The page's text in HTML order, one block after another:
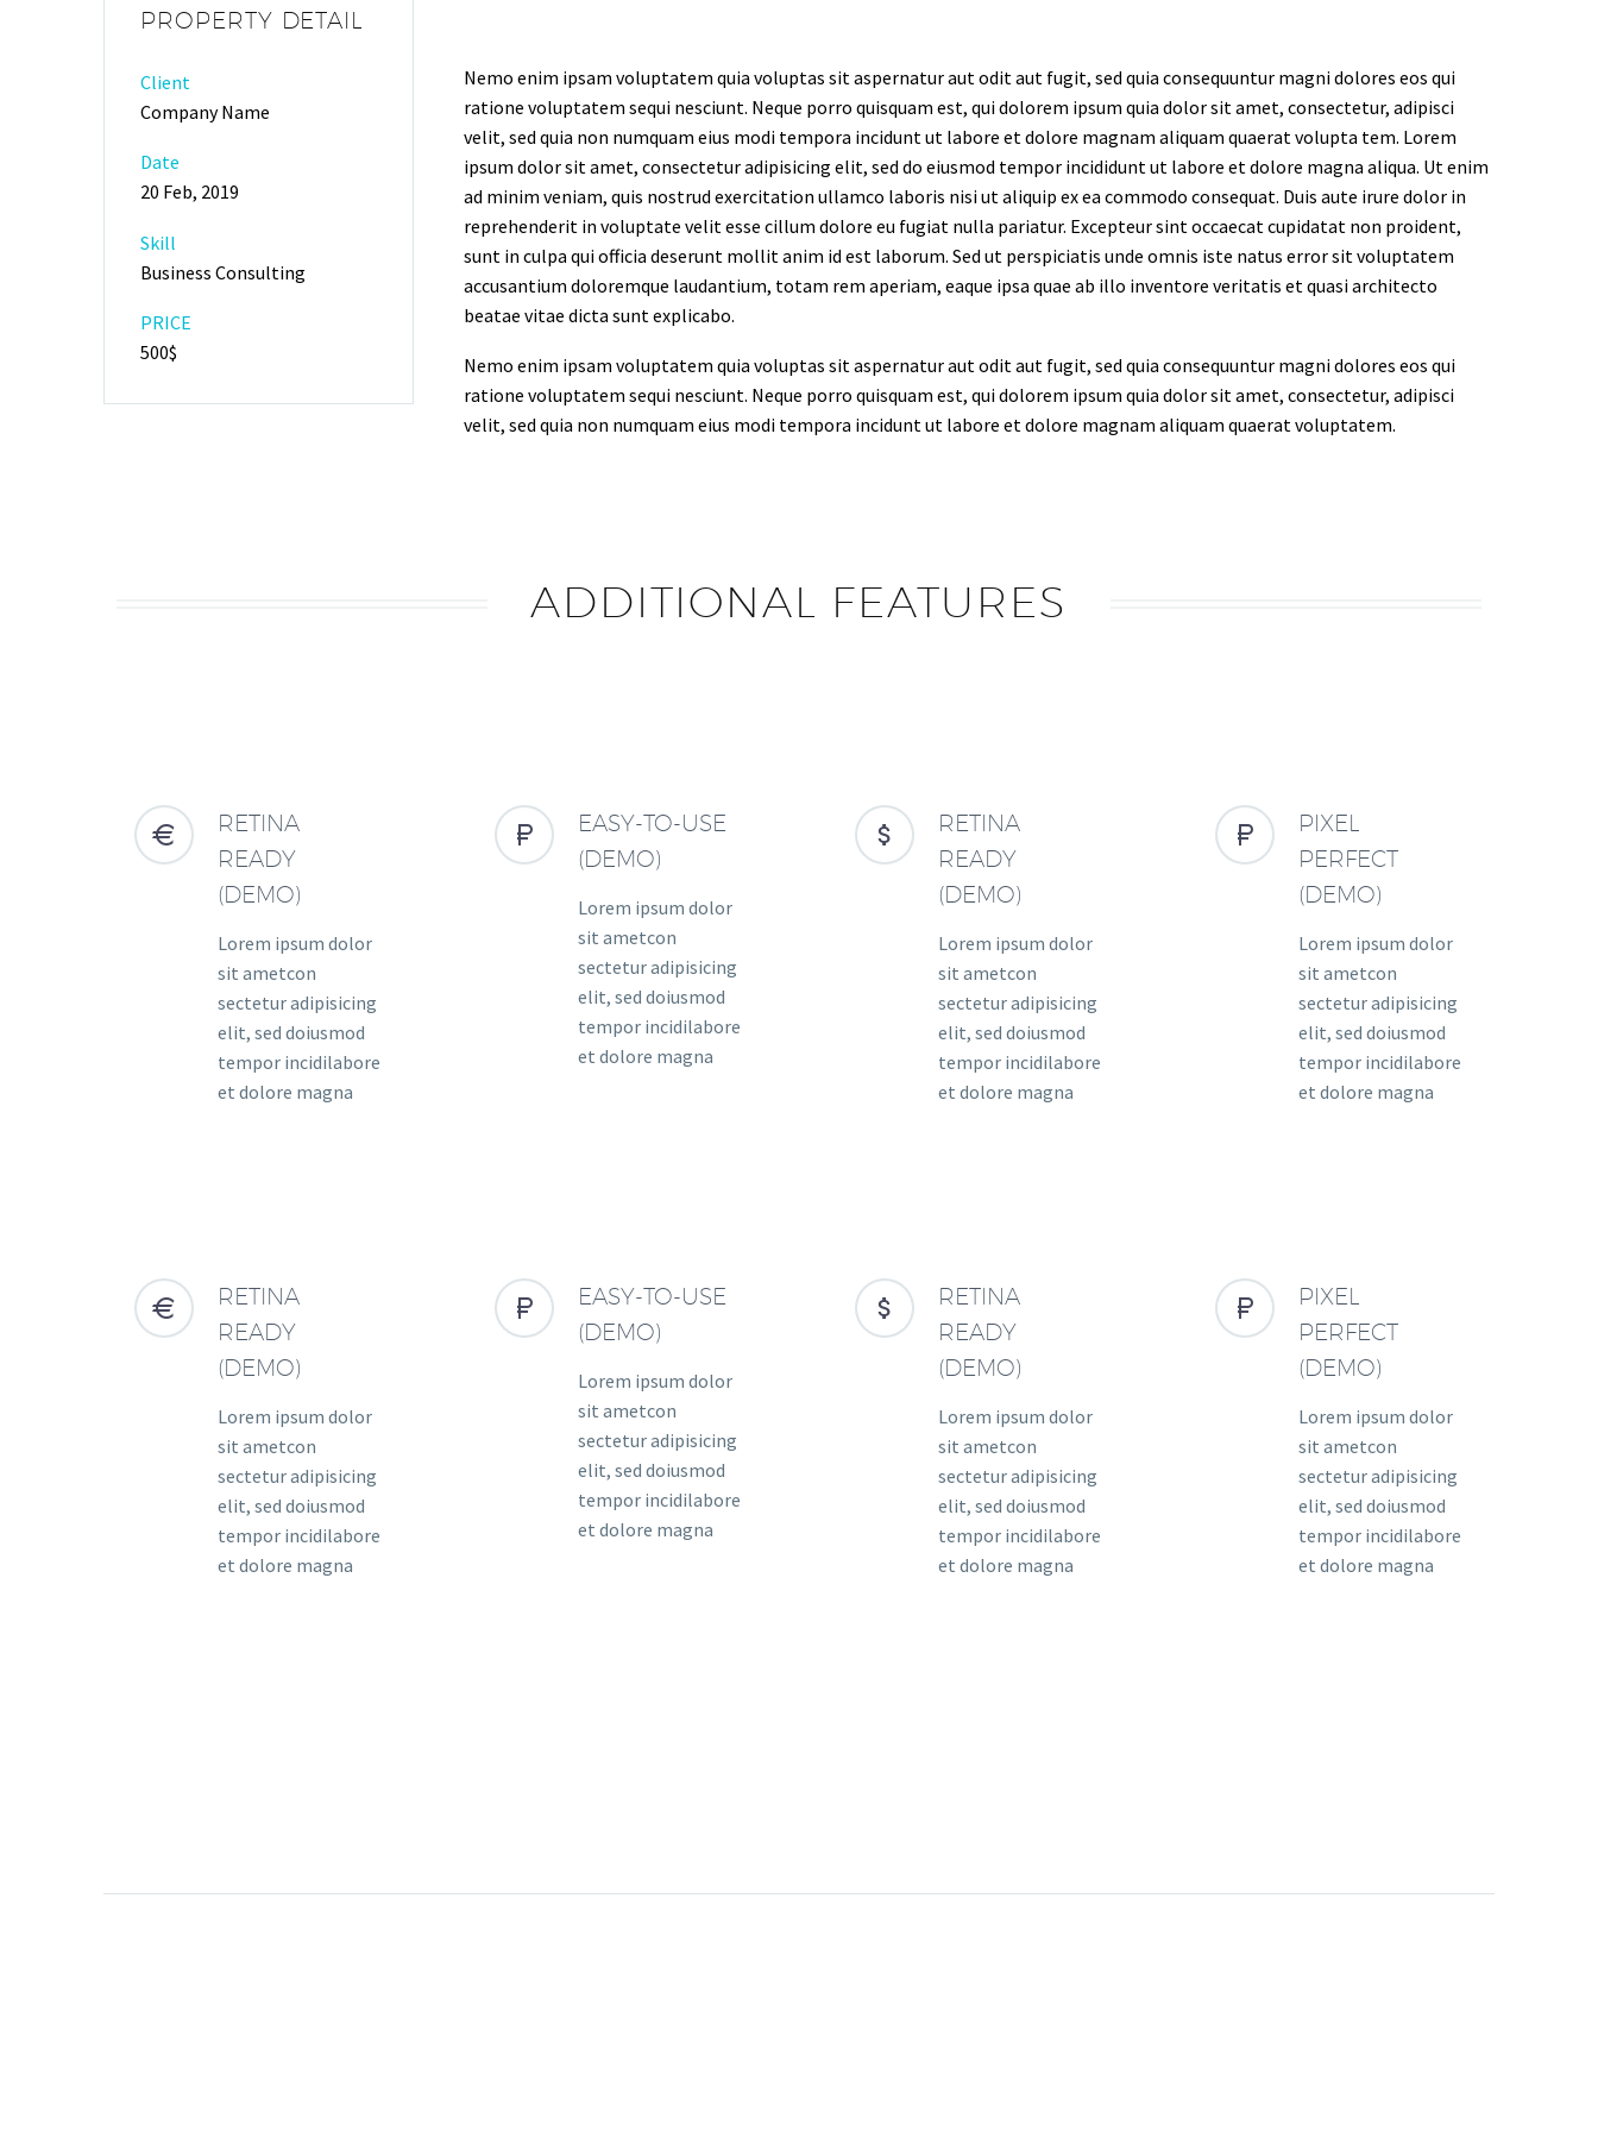
PROPERTY DETAIL
Client
Company Name
Date
20 Feb, 2019
Skill
Business Consulting
PRICE
500$
Nemo enim ipsam voluptatem quia voluptas sit aspernatur aut odit aut fugit, sed quia consequuntur magni dolores eos qui
ratione voluptatem sequi nesciunt. Neque porro quisquam est, qui dolorem ipsum quia dolor sit amet, consectetur, adipisci
velit, sed quia non numquam eius modi tempora incidunt ut labore et dolore magnam aliquam quaerat volupta tem. Lorem
ipsum dolor sit amet, consectetur adipisicing elit, sed do eiusmod tempor incididunt ut labore et dolore magna aliqua. Ut enim
ad minim veniam, quis nostrud exercitation ullamco laboris nisi ut aliquip ex ea commodo consequat. Duis aute irure dolor in
reprehenderit in voluptate velit esse cillum dolore eu fugiat nulla pariatur. Excepteur sint occaecat cupidatat non proident,
sunt in culpa qui officia deserunt mollit anim id est laborum. Sed ut perspiciatis unde omnis iste natus error sit voluptatem
accusantium doloremque laudantium, totam rem aperiam, eaque ipsa quae ab illo inventore veritatis et quasi architecto
beatae vitae dicta sunt explicabo.
Nemo enim ipsam voluptatem quia voluptas sit aspernatur aut odit aut fugit, sed quia consequuntur magni dolores eos qui
ratione voluptatem sequi nesciunt. Neque porro quisquam est, qui dolorem ipsum quia dolor sit amet, consectetur, adipisci
velit, sed quia non numquam eius modi tempora incidunt ut labore et dolore magnam aliquam quaerat voluptatem.
ADDITIONAL FEATURES


RETINA
READY
(DEMO)
Lorem ipsum dolor
sit ametcon
sectetur adipisicing
elit, sed doiusmod
tempor incidilabore
et dolore magna


EASY-TO-USE
(DEMO)
Lorem ipsum dolor
sit ametcon
sectetur adipisicing
elit, sed doiusmod
tempor incidilabore
et dolore magna


RETINA
READY
(DEMO)
Lorem ipsum dolor
sit ametcon
sectetur adipisicing
elit, sed doiusmod
tempor incidilabore
et dolore magna


PIXEL
PERFECT
(DEMO)
Lorem ipsum dolor
sit ametcon
sectetur adipisicing
elit, sed doiusmod
tempor incidilabore
et dolore magna


RETINA
READY
(DEMO)
Lorem ipsum dolor
sit ametcon
sectetur adipisicing
elit, sed doiusmod
tempor incidilabore
et dolore magna


EASY-TO-USE
(DEMO)
Lorem ipsum dolor
sit ametcon
sectetur adipisicing
elit, sed doiusmod
tempor incidilabore
et dolore magna


RETINA
READY
(DEMO)
Lorem ipsum dolor
sit ametcon
sectetur adipisicing
elit, sed doiusmod
tempor incidilabore
et dolore magna


PIXEL
PERFECT
(DEMO)
Lorem ipsum dolor
sit ametcon
sectetur adipisicing
elit, sed doiusmod
tempor incidilabore
et dolore magna